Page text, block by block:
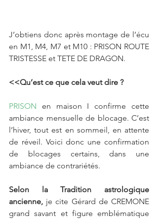
J’obtiens donc après montage de l’écu
en M1, M4, M7 et M10 : PRISON ROUTE
TRISTESSE et TETE DE DRAGON.
<<Qu’est ce que cela veut dire ?
PRISON en maison I confirme cette
ambiance mensuelle de blocage. C’est
l’hiver, tout est en sommeil, en attente
de réveil. Voici donc une confirmation
de blocages certains, dans une
ambiance de contrariétés.
Selon la Tradition astrologique
ancienne, je cite Gérard de CREMONE
grand savant et figure emblématique